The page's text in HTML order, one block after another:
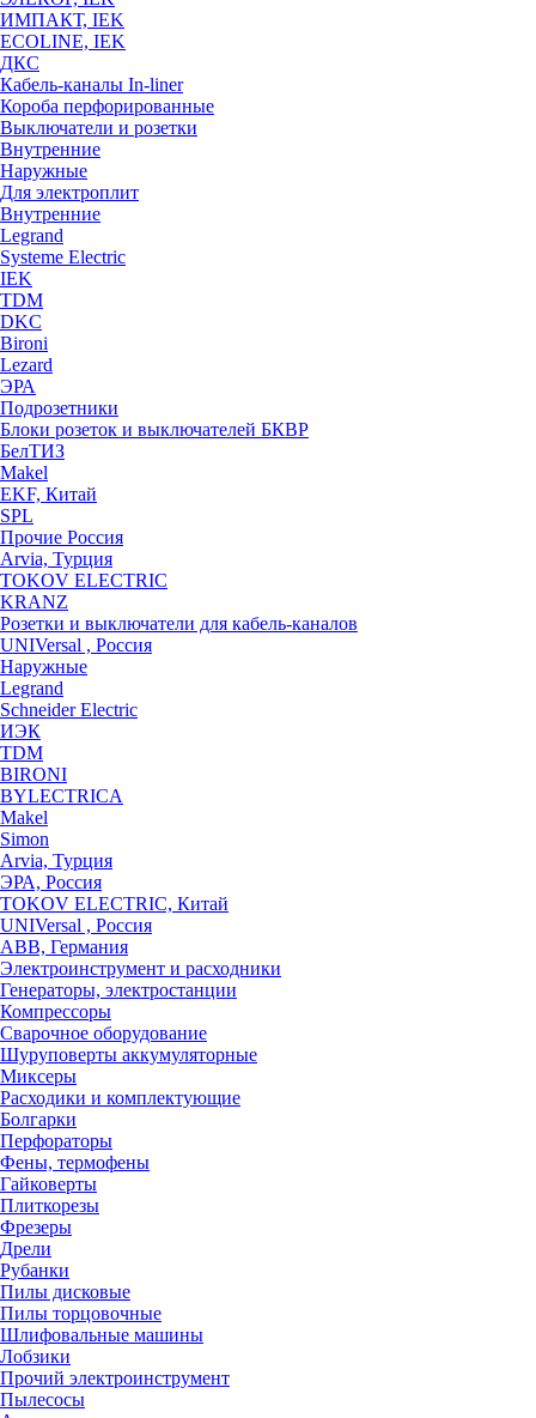
ИМПАКТ, IEK
ECOLINE, IEK
ДКС
Кабель-каналы In-liner
Короба перфорированные
Выключатели и розетки
Внутренние
Наружные
Для электроплит
Внутренние
Legrand
Systeme Electric
IEK
TDM
DKC
Bironi
Lezard
ЭРА
Подрозетники
Блоки розеток и выключателей БКВР
БелТИЗ
Makel
EKF, Китай
SPL
Прочие Россия
Arvia, Турция
TOKOV ELECTRIC
KRANZ
Розетки и выключатели для кабель-каналов
UNIVersal , Россия
Наружные
Legrand
Schneider Electric
ИЭК
TDM
BIRONI
BYLECTRICA
Makel
Simon
Arvia, Турция
ЭРА, Россия
TOKOV ELECTRIC, Китай
UNIVersal , Россия
ABB, Германия
Электроинструмент и расходники
Генераторы, электростанции
Компрессоры
Сварочное оборудование
Шуруповерты аккумуляторные
Миксеры
Расходики и комплектующие
Болгарки
Перфораторы
Фены, термофены
Гайковерты
Плиткорезы
Фрезеры
Дрели
Рубанки
Пилы дисковые
Пилы торцовочные
Шлифовальные машины
Лобзики
Прочий электроинструмент
Пылесосы